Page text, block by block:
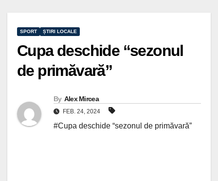
SPORT ȘTIRI LOCALE
Cupa deschide “sezonul
de primăvară”
By Alex Mircea
FEB. 24, 2024
#Cupa deschide “sezonul de primăvară”